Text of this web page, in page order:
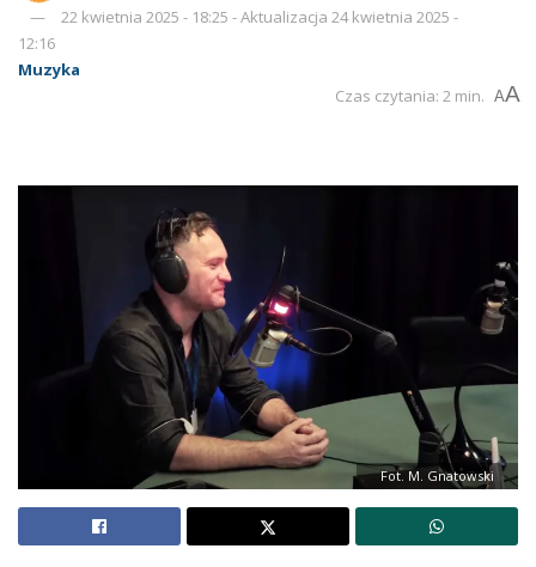
22 kwietnia 2025 - 18:25 - Aktualizacja 24 kwietnia 2025 -
12:16
Muzyka
Czas czytania: 2 min. AA
Fot. M. Gnatowski